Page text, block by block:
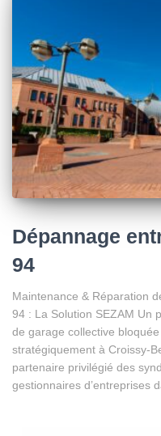
Dépannage
94
Maintenance & Réparation
94 : La Solution SEZAM Un
de garage collective
stratégiquement à Croissy-
partenaire privilégié des
gestionnaires d’entreprises